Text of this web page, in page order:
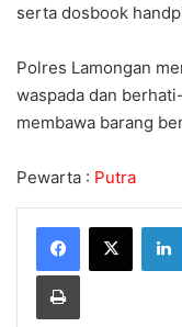
serta dosbook
Polres Lamongan
waspada dan
membawa barang
Pewarta : Putra